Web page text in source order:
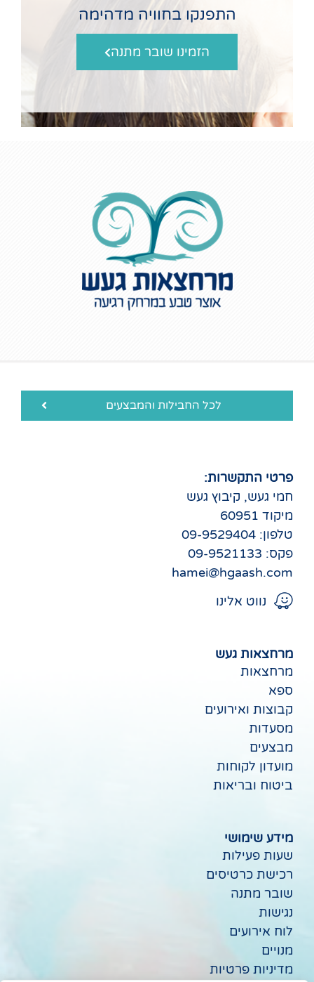
התפנקו בחוויה מדהימה
הזמינו שובר מתנה
לכל החבילות והמבצעים
פרטי התקשרות:
חמי געש, קיבוץ געש
מיקוד 60951
טלפון: 09-9529404
פקס: 09-9521133
hamei@hgaash.com
נווט אלינו
מרחצאות געש
מרחצאות
ספא
קבוצות ואירועים
מסעדות
מבצעים
מועדון לקוחות
ביטוח ובריאות
מידע שימושי
שעות פעילות
רכישת כרטיסים
שובר מתנה
נגישות
לוח אירועים
מנויים
מדיניות פרטיות